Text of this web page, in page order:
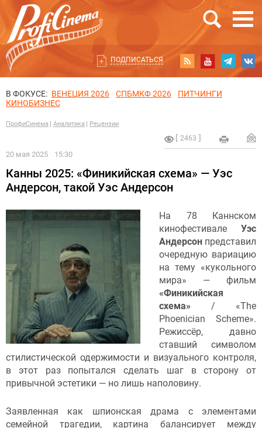
ПОДПИСАТЬСЯ
В ФОКУСЕ: ВЕНЕЦИЯ 2026 СПБМКФ 2026
ПИТЧИНГИ
КИНОБИЗНЕС
ПрофиСинема Аналитика Рецензии
2463
20 мая 2025 15:30
Канны 2025: «Финикийская схема» — Уэс
Андерсон, такой Уэс Андерсон
На 78 Каннском
кинофестивале Уэс
Андерсон представил
очередную вариацию
на тему «кукольного
мира» — фильм
«Финикийская
схема» / «The
Phoenician Scheme».
Режиссёр, давно
ставший символом
стилистической одержимости и визуального контроля,
в этот раз попытался сделать шаг в сторону от
привычной эстетики — но лишь наполовину.
Заявленная как шпионская драма с элементами
семейной трагедии, картина балансирует между